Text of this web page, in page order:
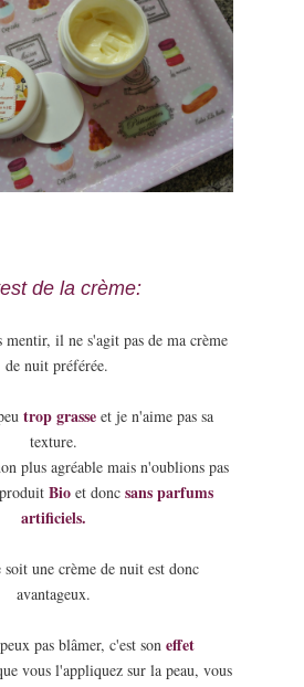
de la crème:
mentir, il ne s'agit pas de ma crème
de nuit préférée.
trop grasseet je n'aime pas sa
texture.
plus agréable mais n'oublions pas
Bio et donc sans parfums
artificiels.
une crème de nuit est donc
avantageux.
pas blâmer, c'est son effet
vous l'appliquez sur la peau, vous